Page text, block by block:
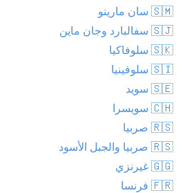
🇸🇲 سان مارينو
🇸🇯 سفالبارد وجان ماين
🇸🇰 سلوفاكيا
🇸🇮 سلوفينيا
🇸🇪 سويد
🇨🇭 سويسرا
🇷🇸 صربيا
🇷🇸 صربيا والجبل الأسود
🇬🇬 غيرنزي
🇫🇷 فرنسا